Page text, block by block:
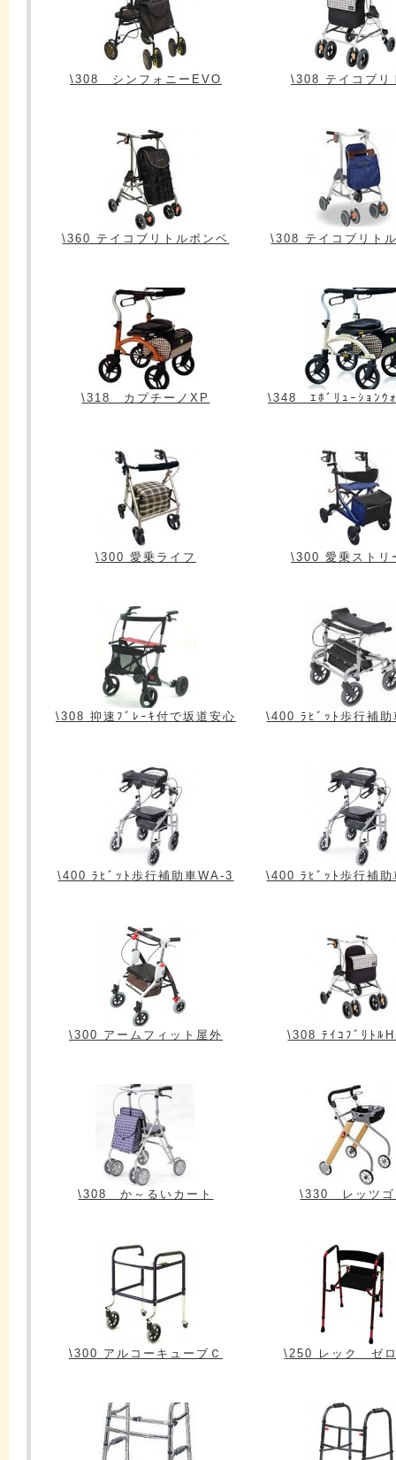
\308 シンフォニーEVO \308 テイコブリ
\360 テイコブリトルボンベ \308 テイコブリト
\318 カプチーノXP \348 ｴﾎﾞﾘｭｰｼｮﾝｳ
\300 愛乗ライフ \300 愛乗ストリ
\308 抑速ﾌﾞﾚｰｷ付で坂道安心 \400 ﾗﾋﾞｯﾄ歩行補
\400 ﾗﾋﾞｯﾄ歩行補助車WA-3 \400 ﾗﾋﾞｯﾄ歩行補
\300 アームフィット屋外 \308 ﾃｲｺﾌﾞﾘﾄﾙ
\308 か～るいカート \330 レッツゴ
\300 アルコーキューブＣ \250 レック ゼ